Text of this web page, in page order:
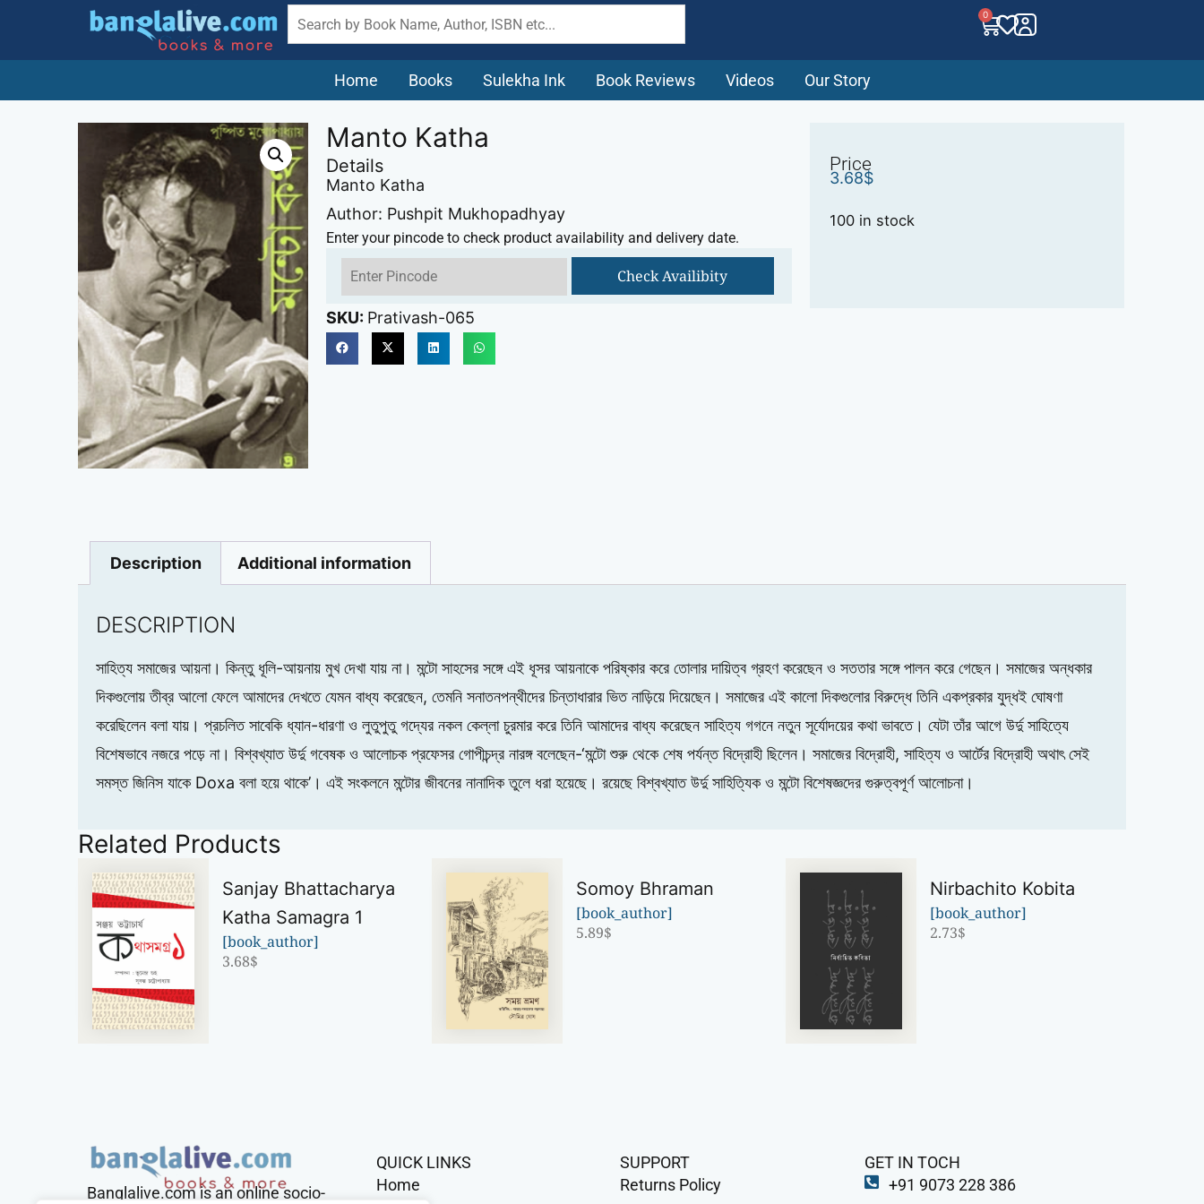
0
Home Books Sulekha Ink Book Reviews Videos Our Story
Manto Katha
Details
Manto Katha
Author: Pushpit Mukhopadhyay
Enter your pincode to check product availability and delivery date.
Check Availibity
SKU: Prativash-065
Price
3.68$
100 in stock
Description Additional information
DESCRIPTION
সাহিত্য সমাজের আয়না। কিন্তু ধূলি-আয়নায় মুখ দেখা যায় না। মন্টো সাহসের সঙ্গে এই ধূসর আয়নাকে পরিষ্কার করে তোলার দায়িত্ব গ্রহণ করেছেন ও সততার সঙ্গে পালন করে গেছেন। সমাজের অন্ধকার
দিকগুলোয় তীব্র আলো ফেলে আমাদের দেখতে যেমন বাধ্য করেছেন, তেমনি সনাতনপন্থীদের চিন্তাধারার ভিত নাড়িয়ে দিয়েছেন। সমাজের এই কালো দিকগুলোর বিরুদ্ধে তিনি একপ্রকার যুদ্ধই ঘোষণা
করেছিলেন বলা যায়। প্রচলিত সাবেকি ধ্যান-ধারণা ও লুতুপুতু গদ্যের নকল কেল্লা চুরমার করে তিনি আমাদের বাধ্য করেছেন সাহিত্য গগনে নতুন সূর্যোদয়ের কথা ভাবতে। যেটা তাঁর আগে উর্দু সাহিত্যে
বিশেষভাবে নজরে পড়ে না। বিশ্বখ্যাত উর্দু গবেষক ও আলোচক প্রফেসর গোপীচন্দ্র নারঙ্গ বলেছেন-‘মন্টো শুরু থেকে শেষ পর্যন্ত বিদ্রোহী ছিলেন। সমাজের বিদ্রোহী, সাহিত্য ও আর্টের বিদ্রোহী অথাৎ সেই
সমস্ত জিনিস যাকে Doxa বলা হয়ে থাকে’। এই সংকলনে মন্টোর জীবনের নানাদিক তুলে ধরা হয়েছে। রয়েছে বিশ্বখ্যাত উর্দু সাহিত্যিক ও মন্টো বিশেষজ্ঞদের গুরুত্বপূর্ণ আলোচনা।
Related Products
Sanjay Bhattacharya
Katha Samagra 1
[book_author]
3.68$
Somoy Bhraman
[book_author]
5.89$
Nirbachito Kobita
[book_author]
2.73$
Banglalive.com is an online socio-
QUICK LINKS
Home
SUPPORT
Returns Policy
GET IN TOCH
+91 9073 228 386